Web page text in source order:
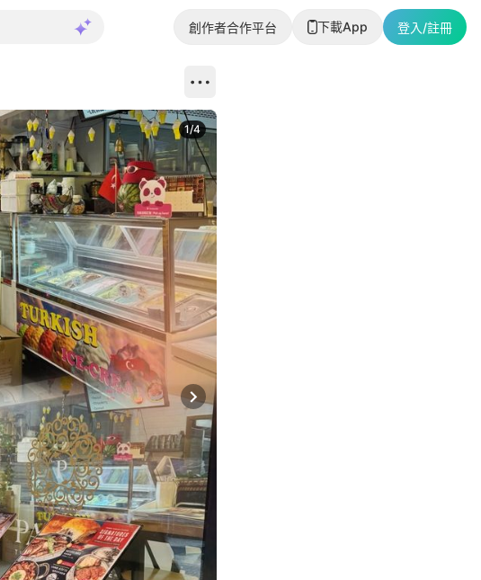
創作者合作平台 下載App 登入/註冊
Next slide
1/4